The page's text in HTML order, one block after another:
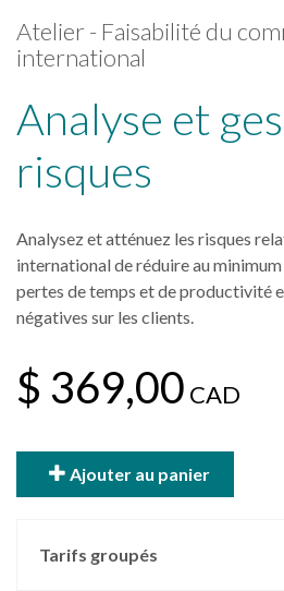
Atelier - Faisabilité du
international
Analyse et
risques
Analysez et atténuez les risques
international de réduire au
pertes de temps et de productivité
négatives sur les clients.
$ 369,00 CAD
Ajouter au panier
Tarifs groupés